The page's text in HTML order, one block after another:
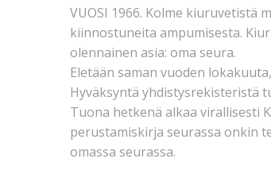
VUOSI 1966. Kolme kiuruvetistä
kiinnostuneita ampumisesta.
olennainen asia: oma seura.
Eletään saman vuoden
Hyväksyntä yhdistysrekisteristä
Tuona hetkenä alkaa virallisesti
perustamiskirja seurassa onkin
omassa seurassa.